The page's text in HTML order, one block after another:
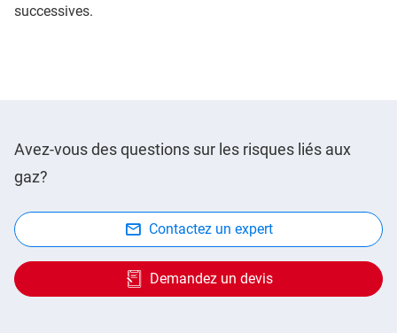
successives.
Avez-vous des questions sur les risques liés aux
gaz?
Contactez un expert
Demandez un devis